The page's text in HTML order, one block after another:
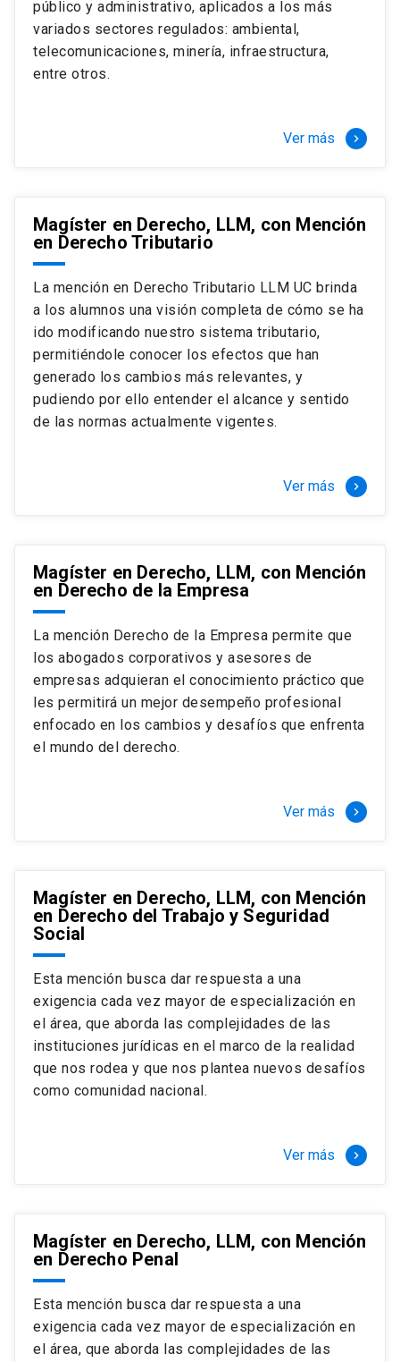
Si optas por la modalidad Full Time:
El LLM UC Full Time es una versión del programa
destinado principalmente a extranjeros, que permite
necesidades y expectativas profesionales, eligiendo
completamente al programa o compatibilizarás un
estudio intenso y exigente, con una muy baja carga
laboral, de marzo a noviembre, para dedicarte
completamente a la actividad de graduación de
diciembre a marzo.
2 cursos mínimos (10 créditos) Primer
semestre
+ 5 cursos a elección (50 créditos) Primer
semestre
+ 4 cursos a elección (40 créditos)
tres meses a tiempo completo (20
Juan Ignacio Piña Rochefort
Director Magíster en Derecho, LLM UC
público y administrativo, aplicados a los más
variados sectores regulados: ambiental,
telecomunicaciones, minería, infraestructura,
entre otros.
Ver más keyboard_arrow_right
Magíster en Derecho, LLM, con Mención
en Derecho Tributario
La mención en Derecho Tributario LLM UC brinda
a los alumnos una visión completa de cómo se ha
ido modificando nuestro sistema tributario,
permitiéndole conocer los efectos que han
generado los cambios más relevantes, y
pudiendo por ello entender el alcance y sentido
de las normas actualmente vigentes.
Ver más keyboard_arrow_right
Magíster en Derecho, LLM, con Mención
en Derecho de la Empresa
La mención Derecho de la Empresa permite que
los abogados corporativos y asesores de
empresas adquieran el conocimiento práctico que
les permitirá un mejor desempeño profesional
enfocado en los cambios y desafíos que enfrenta
el mundo del derecho.
Ver más keyboard_arrow_right
Magíster en Derecho, LLM, con Mención
en Derecho del Trabajo y Seguridad
Social
Esta mención busca dar respuesta a una
exigencia cada vez mayor de especialización en
el área, que aborda las complejidades de las
instituciones jurídicas en el marco de la realidad
que nos rodea y que nos plantea nuevos desafíos
como comunidad nacional.
Ver más keyboard_arrow_right
Magíster en Derecho, LLM, con Mención
en Derecho Penal
Esta mención busca dar respuesta a una
exigencia cada vez mayor de especialización en
el área, que aborda las complejidades de las